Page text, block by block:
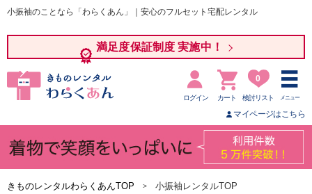
小振袖のことなら「わらくあん」｜安心のフルセット宅配レンタル
満足度保証制度 実施中！
ログイン カート
0
検討リスト メニュー
マイページはこちら
きものレンタルわらくあんTOP 小振袖レンタルTOP